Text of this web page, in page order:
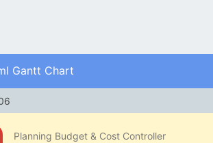
Gantt Chart
Planning Budget & Cost Controller